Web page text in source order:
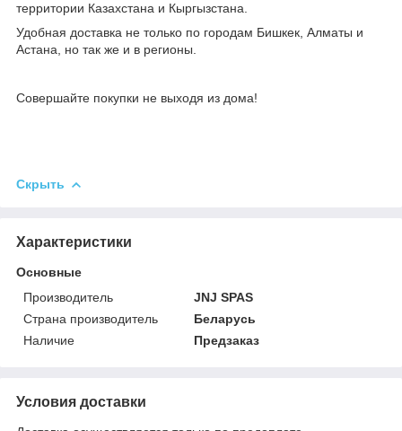
территории Казахстана и Кыргызстана.
Удобная доставка не только по городам Бишкек, Алматы и
Астана, но так же и в регионы.
Совершайте покупки не выходя из дома!
Скрыть
Характеристики
Основные
Производитель
JNJ SPAS
Страна производитель
Беларусь
Наличие
Предзаказ
Условия доставки